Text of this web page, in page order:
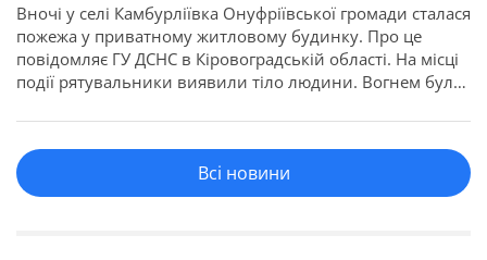
Вночі у селі Камбурліївка Онуфріївської громади сталася
пожежа у приватному житловому будинку. Про це
повідомляє ГУ ДСНС в Кіровоградській області. На місці
події рятувальники виявили тіло людини. Вогнем було
ліквідовано. Наразі фахівці встановлюють причину
загоряння, особу загиблого та обставини його смерті.
Всі новини